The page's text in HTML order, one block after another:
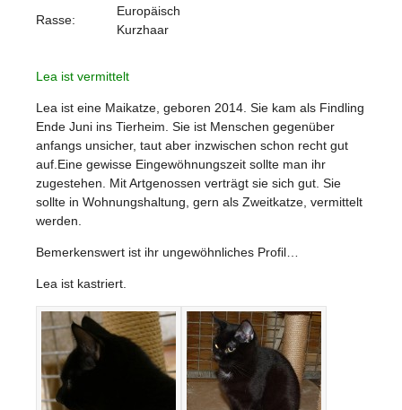
Rasse:
Europäisch
Kurzhaar
Lea ist vermittelt
Lea ist eine Maikatze, geboren 2014. Sie kam als Findling
Ende Juni ins Tierheim. Sie ist Menschen gegenüber
anfangs unsicher, taut aber inzwischen schon recht gut
auf.Eine gewisse Eingewöhnungszeit sollte man ihr
zugestehen. Mit Artgenossen verträgt sie sich gut. Sie
sollte in Wohnungshaltung, gern als Zweitkatze, vermittelt
werden.
Bemerkenswert ist ihr ungewöhnliches Profil…
Lea ist kastriert.